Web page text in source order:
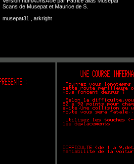
Scans de Musepat et Maurice de S.
musepat31 , arkright